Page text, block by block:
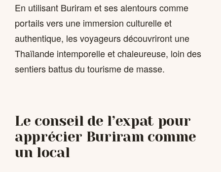
En utilisant Buriram et ses alentours comme
portails vers une immersion culturelle et
authentique, les voyageurs découvriront une
Thaïlande intemporelle et chaleureuse, loin des
sentiers battus du tourisme de masse.
Le conseil de l’expat pour
apprécier Buriram comme
un local